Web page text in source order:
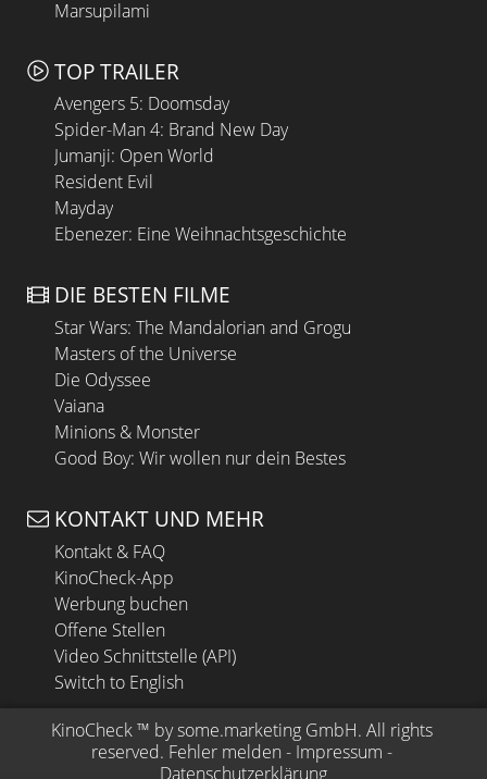
Marsupilami
TOP TRAILER
Avengers 5: Doomsday
Spider-Man 4: Brand New Day
Jumanji: Open World
Resident Evil
Mayday
Ebenezer: Eine Weihnachtsgeschichte
DIE BESTEN FILME
Star Wars: The Mandalorian and Grogu
Masters of the Universe
Die Odyssee
Vaiana
Minions & Monster
Good Boy: Wir wollen nur dein Bestes
KONTAKT UND MEHR
Kontakt & FAQ
KinoCheck-App
Werbung buchen
Offene Stellen
Video Schnittstelle (API)
Switch to English
KinoCheck ™ by some.marketing GmbH. All rights
reserved. Fehler melden - Impressum -
Datenschutzerklärung